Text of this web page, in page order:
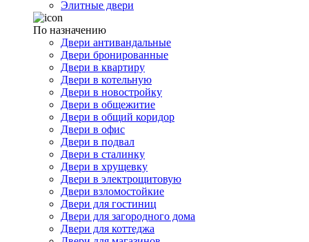
Элитные двери
По назначению
Двери антивандальные
Двери бронированные
Двери в квартиру
Двери в котельную
Двери в новостройку
Двери в общежитие
Двери в общий коридор
Двери в офис
Двери в подвал
Двери в сталинку
Двери в хрущевку
Двери в электрощитовую
Двери взломостойкие
Двери для гостиниц
Двери для загородного дома
Двери для коттеджа